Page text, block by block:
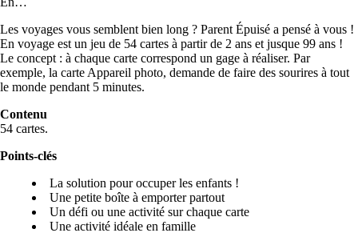
Les voyages vous semblent bien long ? Parent Épuisé a pensé à vous !
En voyage est un jeu de 54 cartes à partir de 2 ans et jusque 99 ans !
Le concept : à chaque carte correspond un gage à réaliser. Par
exemple, la carte Appareil photo, demande de faire des sourires à tout
le monde pendant 5 minutes.
Contenu
54 cartes.
Points-clés
La solution pour occuper les enfants !
Une petite boîte à emporter partout
Un défi ou une activité sur chaque carte
Une activité idéale en famille